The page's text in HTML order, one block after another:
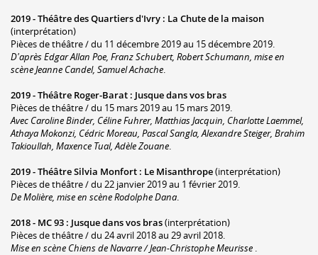
2019 -Théâtre des Quartiers d'Ivry : La Chute de la maison
(interprétation)
Pièces de théâtre / du 11 décembre 2019 au 15 décembre 2019.
D'après Edgar Allan Poe, Franz Schubert, Robert Schumann, mise en
scène Jeanne Candel, Samuel Achache.
2019 -Théâtre Roger-Barat : Jusque dans vos bras
Pièces de théâtre / du 15 mars 2019 au 15 mars 2019.
Avec Caroline Binder, Céline Fuhrer, Matthias Jacquin, Charlotte Laemmel,
Athaya Mokonzi, Cédric Moreau, Pascal Sangla, Alexandre Steiger, Brahim
Takioullah, Maxence Tual, Adèle Zouane.
2019 -Théâtre Silvia Monfort : Le Misanthrope(interprétation)
Pièces de théâtre / du 22 janvier 2019 au 1 février 2019.
De Molière, mise en scène Rodolphe Dana.
2018 - MC 93 : Jusque dans vos bras(interprétation)
Pièces de théâtre / du 24 avril 2018 au 29 avril 2018.
Mise en scène Chiens de Navarre / Jean-Christophe Meurisse .